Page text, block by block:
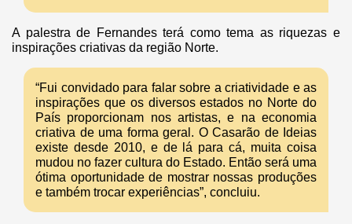
A palestra de Fernandes terá como tema as riquezas e
inspirações criativas da região Norte.
“Fui convidado para falar sobre a criatividade e as
inspirações que os diversos estados no Norte do
País proporcionam nos artistas, e na economia
criativa de uma forma geral. O Casarão de Ideias
existe desde 2010, e de lá para cá, muita coisa
mudou no fazer cultura do Estado. Então será uma
ótima oportunidade de mostrar nossas produções
e também trocar experiências”, concluiu.